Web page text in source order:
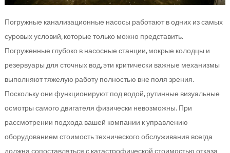
Погружные канализационные насосы работают в одних из самых
суровых условий, которые только можно представить.
Погруженные глубоко в насосные станции, мокрые колодцы и
резервуары для сточных вод, эти критически важные механизмы
выполняют тяжелую работу полностью вне поля зрения.
Поскольку они функционируют под водой, рутинные визуальные
осмотры самого двигателя физически невозможны. При
рассмотрении подхода вашей компании к управлению
оборудованием стоимость технического обслуживания всегда
должна сопоставляться с катастрофической стоимостью отказа